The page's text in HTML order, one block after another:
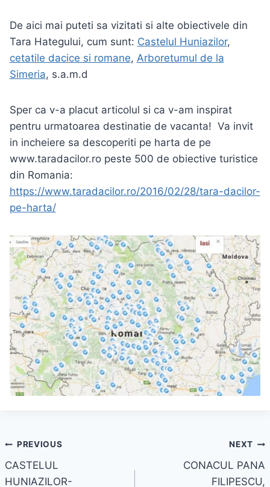
De aici mai puteti sa vizitati si alte obiectivele din
Tara Hategului, cum sunt: Castelul Huniazilor,
cetatile dacice si romane, Arboretumul de la
Simeria, s.a.m.d
Sper ca v-a placut articolul si ca v-am inspirat
pentru urmatoarea destinatie de vacanta! Va invit
in incheiere sa descoperiti pe harta de pe
www.taradacilor.ro peste 500 de obiective turistice
din Romania:
https://www.taradacilor.ro/2016/02/28/tara-dacilor-
pe-harta/
Navigare
în
PREVIOUS
CASTELUL
HUNIAZILOR-
NEXT
CONACUL PANA
FILIPESCU,